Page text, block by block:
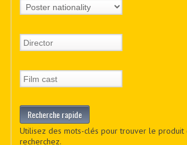
Utilisez des mots-clés pour trouver le produit
recherchez.